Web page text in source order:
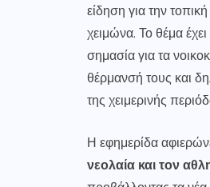
είδηση για την
χειμώνα. Το θέμα έχει
σημασία για τα
θέρμανσή τους και
της χειμερινής
Η εφημερίδα
νεολαία και τον